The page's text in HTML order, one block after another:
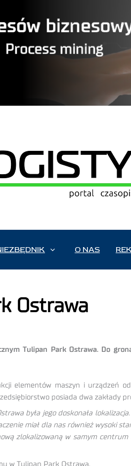
O NAS
Ostrawa
Tulipan Park Ostrawa. Do
elementów maszyn i urządzeń
posiada dwa zakłady
była jego doskonała
miał dla nas również wysoki
zlokalizowaną w samym
w Tulipan Park Ostrawa.